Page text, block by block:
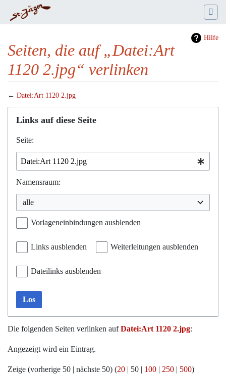
Hilfe
Seiten, die auf „Datei:Art
1120 2.jpg“ verlinken
← Datei:Art 1120 2.jpg
Wechseln zu:Navigation,Suche
Links auf diese Seite
Seite:
Namensraum:
alle
Vorlageneinbindungen ausblenden
Links ausblenden Weiterleitungen ausblenden
Dateilinks ausblenden
Los
Die folgenden Seiten verlinken aufDatei:Art 1120 2.jpg:
Angezeigt wird ein Eintrag.
Zeige (vorherige 50 | nächste 50) (20 | 50 | 100 | 250 | 500)